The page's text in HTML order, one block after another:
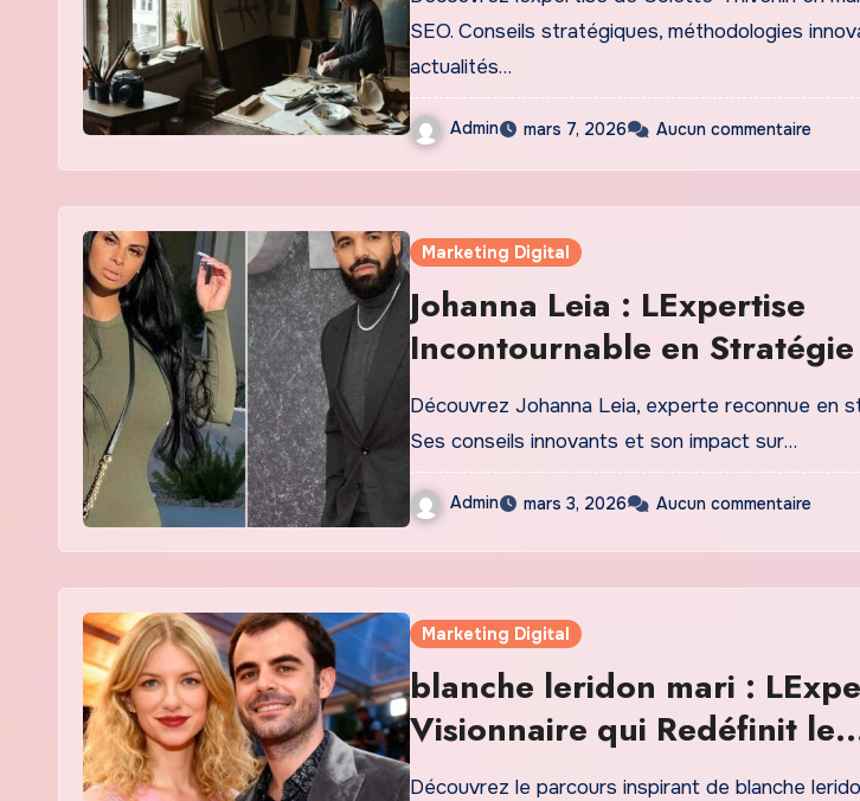
SEO. Conseils stratégiques, méthodologies
actualités…
Admin mars 7, 2026 Aucun commentaire
Marketing Digital
Johanna Leia : LExpertise
Incontournable en
Découvrez Johanna Leia, experte reconnue en
Ses conseils innovants et son impact sur…
Admin mars 3, 2026 Aucun commentaire
Marketing Digital
blanche leridon mari :
Visionnaire qui Redéfinit le
Marketing Digital Français
Découvrez le parcours inspirant de blanche